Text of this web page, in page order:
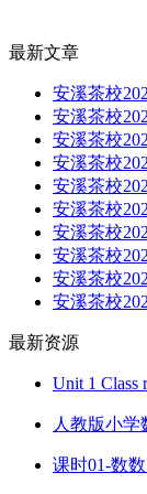
最新文章
安溪茶校
安溪茶校
安溪茶校
安溪茶校
安溪茶校
安溪茶校
安溪茶校
安溪茶校
安溪茶校
安溪茶校
最新资源
Unit 1
人教版小学
课时01-数